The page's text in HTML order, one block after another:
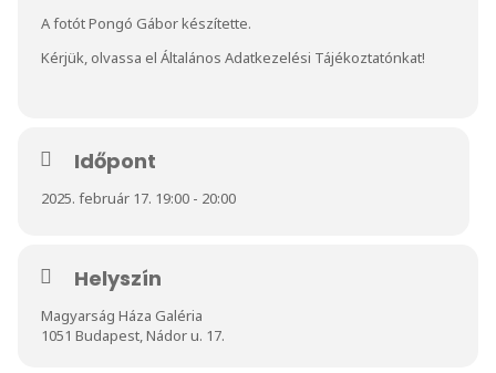
A fotót Pongó Gábor készítette.
Kérjük, olvassa el Általános Adatkezelési Tájékoztatónkat!
Időpont
2025. február 17. 19:00 - 20:00
Helyszín
Magyarság Háza Galéria
1051 Budapest, Nádor u. 17.